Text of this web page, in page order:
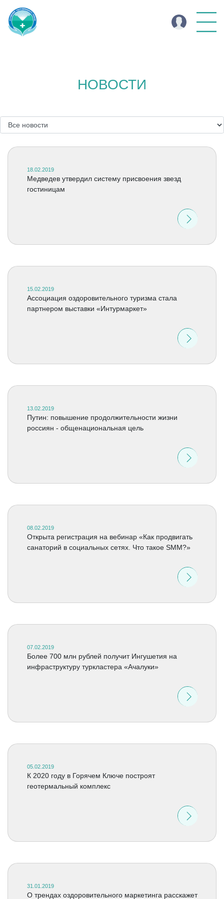
НОВОСТИ
18.02.2019
Медведев утвердил систему присвоения звезд
гостиницам
15.02.2019
Ассоциация оздоровительного туризма стала
партнером выставки «Интурмаркет»
13.02.2019
Путин: повышение продолжительности жизни
россиян - общенациональная цель
08.02.2019
Открыта регистрация на вебинар «Как продвигать
санаторий в социальных сетях. Что такое SMM?»
07.02.2019
Более 700 млн рублей получит Ингушетия на
инфраструктуру туркластера «Ачалуки»
05.02.2019
К 2020 году в Горячем Ключе построят
геотермальный комплекс
31.01.2019
О трендах оздоровительного маркетинга расскажет